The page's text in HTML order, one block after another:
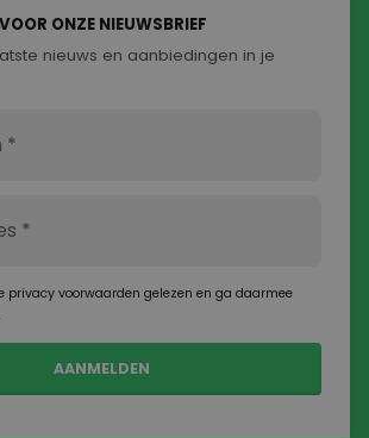
ONZE NIEUWSBRIEF
nieuws en aanbiedingen in je
privacy voorwaarden gelezen en ga daarmee